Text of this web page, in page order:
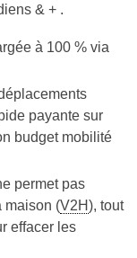
& + .
à 100 % via
payante sur
budget mobilité
permet pas
maison (V2H), tout
effacer les